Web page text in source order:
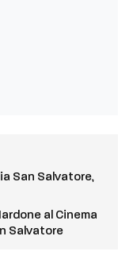
San Salvatore,
al Cinema
Salvatore